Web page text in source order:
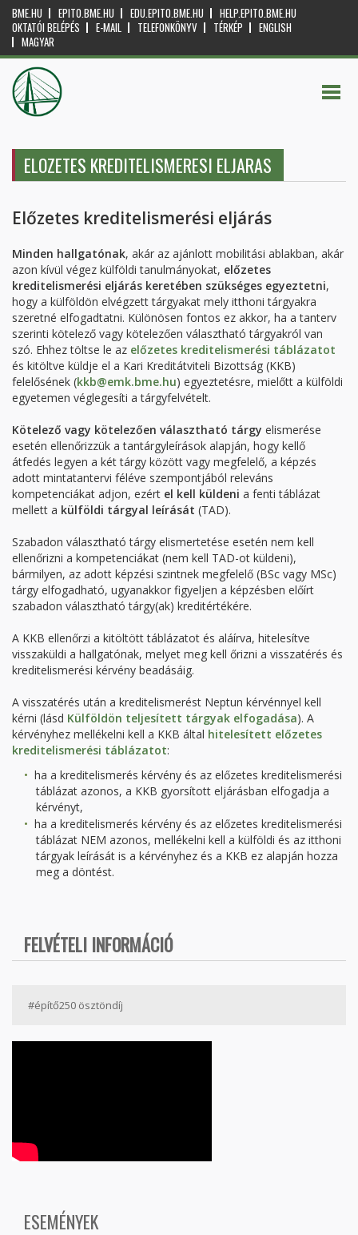
BME.HU EPITO.BME.HU EDU.EPITO.BME.HU
HELP.EPITO.BME.HU
OKTATÓI BELÉPÉS
E-MAIL TELEFONKÖNYV TÉRKÉP
ENGLISH
MAGYAR
ELOZETES KREDITELISMERESI ELJARAS
Előzetes kreditelismerési eljárás
Minden hallgatónak, akár az ajánlott mobilitási ablakban, akár
azon kívül végez külföldi tanulmányokat, előzetes
kreditelismerési eljárás keretében szükséges egyeztetni,
hogy a külföldön elvégzett tárgyakat mely itthoni tárgyakra
szeretné elfogadtatni. Különösen fontos ez akkor, ha a tanterv
szerinti kötelező vagy kötelezően választható tárgyakról van
szó. Ehhez töltse le az előzetes kreditelismerési táblázatot
és kitöltve küldje el a Kari Kreditátviteli Bizottság (KKB)
felelősének (kkb@emk.bme.hu) egyeztetésre, mielőtt a külföldi
egyetemen véglegesíti a tárgyfelvételt.
Kötelező vagy kötelezően választható tárgy elismerése
esetén ellenőrizzük a tantárgyleírások alapján, hogy kellő
átfedés legyen a két tárgy között vagy megfelelő, a képzés
adott mintatantervi féléve szempontjából releváns
kompetenciákat adjon, ezért el kell küldeni a fenti táblázat
mellett a külföldi tárgyal leírását (TAD).
Szabadon választható tárgy elismertetése esetén nem kell
ellenőrizni a kompetenciákat (nem kell TAD-ot küldeni),
bármilyen, az adott képzési szintnek megfelelő (BSc vagy MSc)
tárgy elfogadható, ugyanakkor figyeljen a képzésben előírt
szabadon választható tárgy(ak) kreditértékére.
A KKB ellenőrzi a kitöltött táblázatot és aláírva, hitelesítve
visszaküldi a hallgatónak, melyet meg kell őrizni a visszatérés és
kreditelismerési kérvény beadásáig.
A visszatérés után a kreditelismerést Neptun kérvénnyel kell
kérni (lásd Külföldön teljesített tárgyak elfogadása). A
kérvényhez mellékelni kell a KKB által hitelesített előzetes
kreditelismerési táblázatot:
ha a kreditelismerés kérvény és az előzetes kreditelismerési
táblázat azonos, a KKB gyorsított eljárásban elfogadja a
kérvényt,
ha a kreditelismerés kérvény és az előzetes kreditelismerési
táblázat NEM azonos, mellékelni kell a külföldi és az itthoni
tárgyak leírását is a kérvényhez és a KKB ez alapján hozza
meg a döntést.
FELVÉTELI INFORMÁCIÓ
#építő250 ösztöndíj
ESEMÉNYEK